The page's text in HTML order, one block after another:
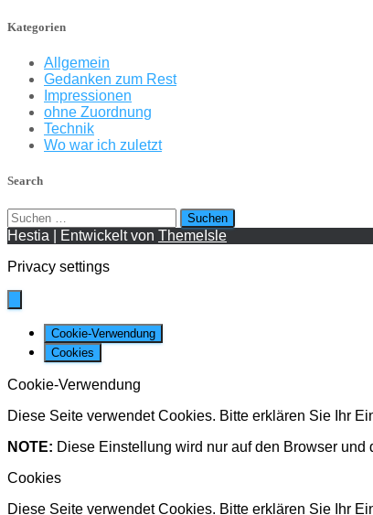
Kategorien
Allgemein
Gedanken zum Rest
Impressionen
ohne Zuordnung
Technik
Wo war ich zuletzt
Search
Suchen
nach:
Hestia | Entwickelt von ThemeIsle
Privacy settings
Cookie-Verwendung
Cookies
Cookie-Verwendung
Diese Seite verwendet Cookies. Bitte erklären Sie Ihr
NOTE: Diese Einstellung wird nur auf den Browser
Cookies
Diese Seite verwendet Cookies. Bitte erklären Sie Ihr